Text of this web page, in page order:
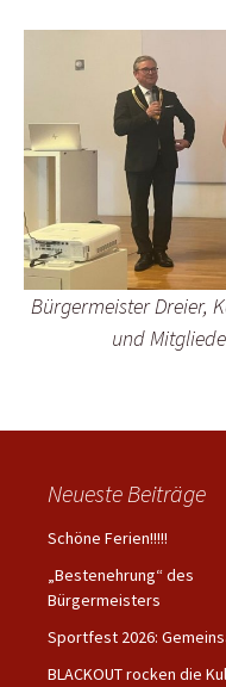
Bürgermeister Dreier,
und
Neueste Beiträge
Schöne Ferien!!!!!
„Bestenehrung“ des
Bürgermeisters
Sportfest 2026:
BLACKOUT rocken die